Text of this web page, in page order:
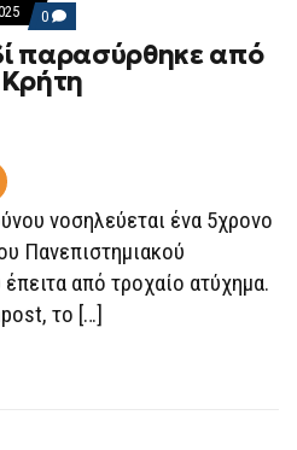
0 COMMENTS
ON
ΠΕΝΤΆΧΡΟΝΟ
ΠΑΙΔΊ
ΠΑΡΑΣΎΡΘΗΚΕ
παρασύρθηκε από
νοσηλεύεται ένα 5χρονο
Πανεπιστημιακού
από τροχαίο ατύχημα.
το […]